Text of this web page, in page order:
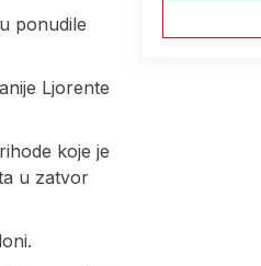
ponudile
Ljorente
koje je
u zatvor